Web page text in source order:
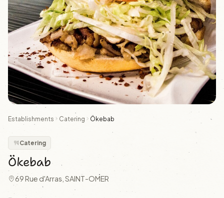
Establishments Catering Ökebab
Catering
Ökebab
69 Rue d'Arras, SAINT-OMER